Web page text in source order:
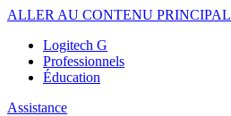
ALLER AU CONTENU PRINCIPAL
Logitech G
Professionnels
Éducation
Assistance